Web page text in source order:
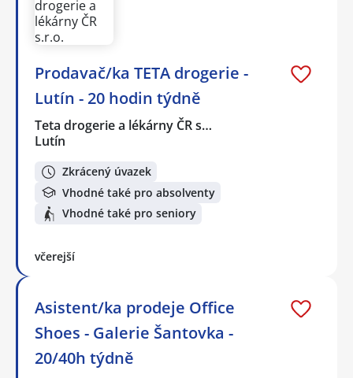
Prodavač/ka TETA drogerie -
Lutín - 20 hodin týdně
Teta drogerie a lékárny ČR s…
Lutín
Zkrácený úvazek
Vhodné také pro absolventy
Vhodné také pro seniory
včerejší
Asistent/ka prodeje Office
Shoes - Galerie Šantovka -
20/40h týdně